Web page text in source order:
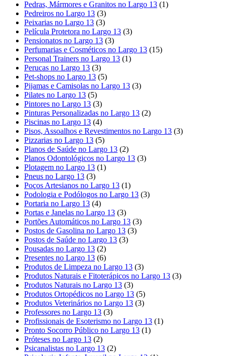
Pedras, Mármores e Granitos no Largo 13 (1)
Pedreiros no Largo 13 (3)
Peixarias no Largo 13 (3)
Película Protetora no Largo 13 (3)
Pensionatos no Largo 13 (3)
Perfumarias e Cosméticos no Largo 13 (15)
Personal Trainers no Largo 13 (1)
Perucas no Largo 13 (3)
Pet-shops no Largo 13 (5)
Pijamas e Camisolas no Largo 13 (3)
Pilates no Largo 13 (5)
Pintores no Largo 13 (3)
Pinturas Personalizadas no Largo 13 (2)
Piscinas no Largo 13 (4)
Pisos, Assoalhos e Revestimentos no Largo 13 (3)
Pizzarias no Largo 13 (5)
Planos de Saúde no Largo 13 (2)
Planos Odontológicos no Largo 13 (3)
Plotagem no Largo 13 (1)
Pneus no Largo 13 (3)
Poços Artesianos no Largo 13 (1)
Podologia e Podólogos no Largo 13 (3)
Portaria no Largo 13 (4)
Portas e Janelas no Largo 13 (3)
Portões Automáticos no Largo 13 (3)
Postos de Gasolina no Largo 13 (3)
Postos de Saúde no Largo 13 (3)
Pousadas no Largo 13 (2)
Presentes no Largo 13 (6)
Produtos de Limpeza no Largo 13 (3)
Produtos Naturais e Fitoterápicos no Largo 13 (3)
Produtos Naturais no Largo 13 (3)
Produtos Ortopédicos no Largo 13 (5)
Produtos Veterinários no Largo 13 (3)
Professores no Largo 13 (3)
Profissionais de Esoterismo no Largo 13 (1)
Pronto Socorro Público no Largo 13 (1)
Próteses no Largo 13 (2)
Psicanalistas no Largo 13 (2)